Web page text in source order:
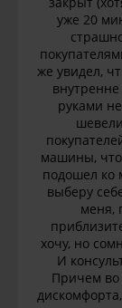
уже 20
же увидел,
руками
машины, что
подошел ко
выберу
меня,
хочу, но
И
Причем во